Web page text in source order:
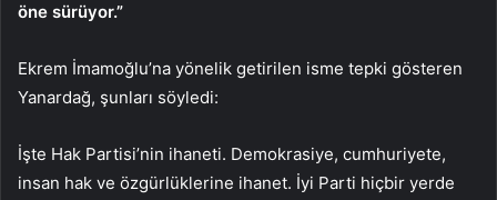
öne sürüyor.”
Ekrem İmamoğlu’na yönelik getirilen isme tepki gösteren
Yanardağ, şunları söyledi:
İşte Hak Partisi’nin ihaneti. Demokrasiye, cumhuriyete,
insan hak ve özgürlüklerine ihanet. İyi Parti hiçbir yerde